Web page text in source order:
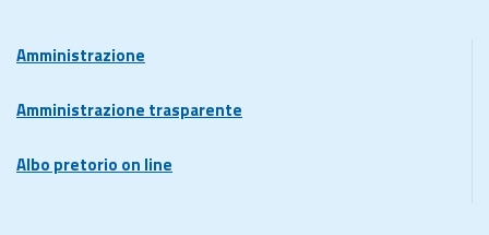
Amministrazione
Amministrazione trasparente
Albo pretorio on line